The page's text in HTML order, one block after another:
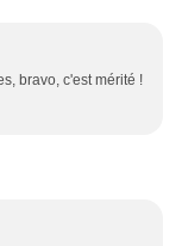
bravo, c'est mérité !